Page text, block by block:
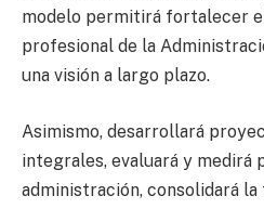
modelo permitirá fortalecer
profesional de la
una visión a largo plazo.
Asimismo, desarrollará
integrales, evaluará y medirá
administración, consolidará la